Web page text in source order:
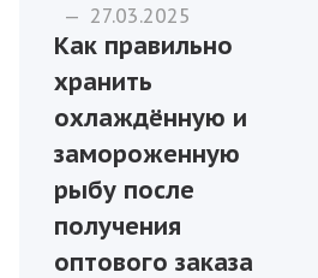
— 27.03.2025
Как правильно
хранить
охлаждённую и
замороженную
рыбу после
получения
оптового заказа